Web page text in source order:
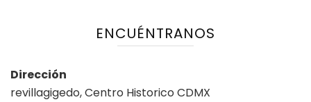
ENCUÉNTRANOS
Dirección
revillagigedo, Centro Historico CDMX